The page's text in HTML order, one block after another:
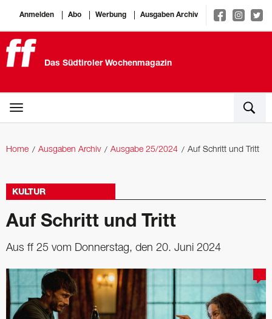
Anmelden Abo Werbung Ausgaben Archiv
Das Südtiroler Wochenmagazin
Home Ausgaben Archiv Ausgabe 25/2024 Auf Schritt und Tritt
KULTUR
Auf Schritt und Tritt
Aus ff 25 vom Donnerstag, den 20. Juni 2024